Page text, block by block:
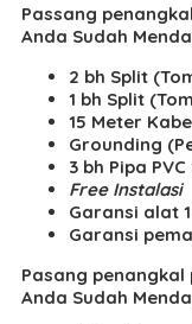
Passang
Anda Sudah
2 bh Split
1 bh Split
15 Meter
Grounding
3 bh Pipa PVC
Free Instalasi
Garansi alat
Garansi
Pasang
Anda Sudah